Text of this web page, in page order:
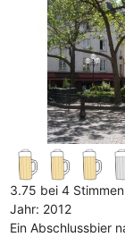
3.75 bei 4
Jahr: 2012
Ein Abschlussbier